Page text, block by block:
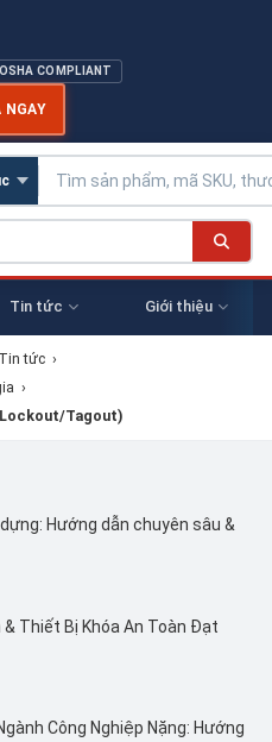
OSHA COMPLIANT
NGAY
Tin tức Giới thiệu
tức ›
›
Tagout)
Hướng dẫn chuyên sâu &
Thiết Bị Khóa An Toàn Đạt
Công Nghiệp Nặng: Hướng